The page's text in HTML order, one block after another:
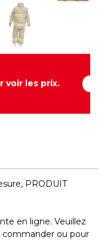
voir les prix.
, PRODUIT
en ligne. Veuillez
commander ou pour